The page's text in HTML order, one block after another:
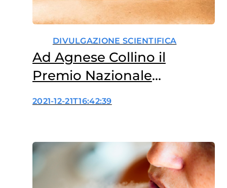
DIVULGAZIONE SCIENTIFICA
Ad Agnese Collino il
Premio Nazionale
Divulgazione Scientifica
2021-12-21T16:42:39